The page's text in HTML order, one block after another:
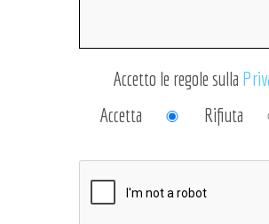
Accetto le regole sulla
Accetta
Rifiuta